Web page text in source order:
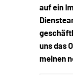
auf ein
uns das
meinen